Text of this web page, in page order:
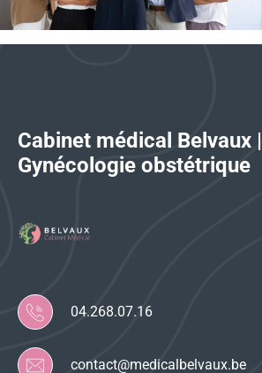
Cabinet médical Belvaux |
Gynécologie obstétrique
04.268.07.16
contact@medicalbelvaux.be